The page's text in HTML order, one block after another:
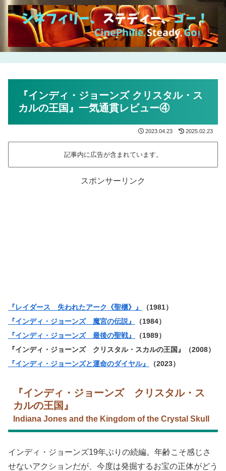
『インディ・ジョーンズ クリスタル・ス
カルの王国』一気通貫レビュー④
2023.04.23 2025.02.23
記事内に広告が含まれています。
スポンサーリンク
『レイダース 失われたアーク《聖櫃》』
（1981）
『インディ・ジョーンズ 魔宮の伝説』
（1984）
『インディ・ジョーンズ 最後の聖戦』
（1989）
『インディ・ジョーンズ クリスタル・スカルの王国』（2008）
『インディ・ジョーンズと運命のダイヤル』
（2023）
『インディ・ジョーンズ クリスタル・ス
カルの王国』
Indiana Jones and the Kingdom of the Crystal Skull
インディ・ジョーンズ19年ぶりの続編。年齢こそ感じさ
せないアクションだが、今度は発掘するお宝の正体がどう